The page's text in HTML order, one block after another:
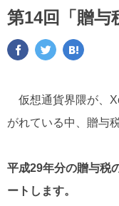
第14回「贈与
仮想通貨界隈が、
がれている中、贈与
平成29年分の贈与税
ートします。